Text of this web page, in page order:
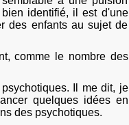
identifié, il est d'une
des enfants au sujet de
comme le nombre des
Il me dit, je
quelques idées en
des psychotiques.